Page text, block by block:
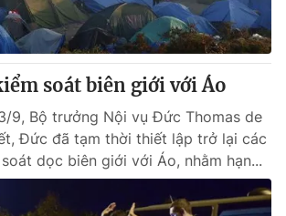
soát biên giới với Áo
9, Bộ trưởng Nội vụ Đức Thomas de
Đức đã tạm thời thiết lập trở lại các
dọc biên giới với Áo, nhằm hạn...